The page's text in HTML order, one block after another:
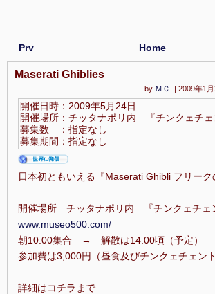
Prv Home
Maserati Ghiblies
by ＭＣ | 2009年1
開催日時：2009年5月24日
開催場所：チッタナポリ内 『チンクェチェ
募集数 ：指定なし
募集期間：指定なし
日本初ともいえる『Maserati Ghibli フリーク
開催場所 チッタナポリ内 『チンクェチェ
www.museo500.com/
朝10:00集合 → 解散は14:00頃（予定）
参加費は3,000円（昼食及びチンクェチェン
詳細はコチラまで